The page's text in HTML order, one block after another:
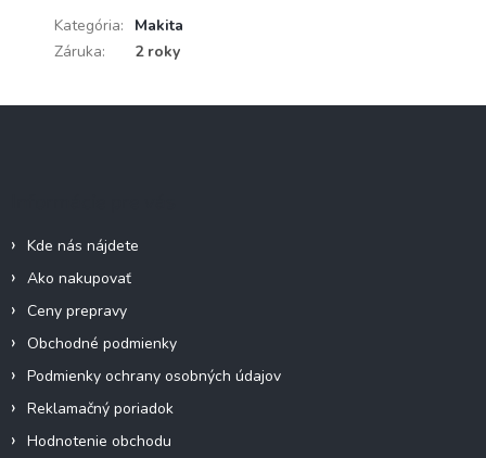
Kategória:
Makita
Záruka: 2 roky
Kde nás nájdete
Ako nakupovať
Ceny prepravy
Obchodné podmienky
Podmienky ochrany osobných údajov
Reklamačný poriadok
Hodnotenie obchodu